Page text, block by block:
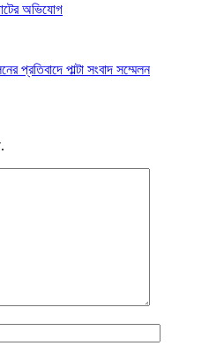
অভিযোগ
প্রতিবাদে পাল্টা সংবাদ সম্মেলন